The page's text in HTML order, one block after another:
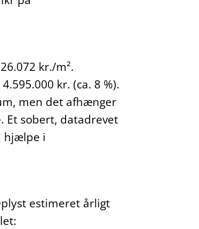
kr./m².
kr. (ca. 8 %).
men det afhænger
Et sobert, datadrevet
hjælpe i
estimeret årligt